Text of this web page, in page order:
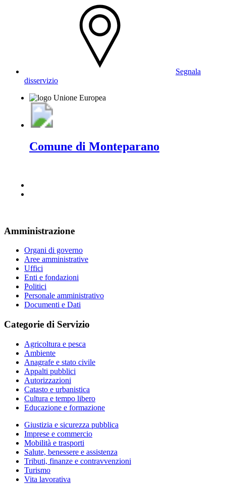
Segnala
disservizio
Comune di Monteparano
Amministrazione
Organi di governo
Aree amministrative
Uffici
Enti e fondazioni
Politici
Personale amministrativo
Documenti e Dati
Categorie di Servizio
Agricoltura e pesca
Ambiente
Anagrafe e stato civile
Appalti pubblici
Autorizzazioni
Catasto e urbanistica
Cultura e tempo libero
Educazione e formazione
Giustizia e sicurezza pubblica
Imprese e commercio
Mobilità e trasporti
Salute, benessere e assistenza
Tributi, finanze e contravvenzioni
Turismo
Vita lavorativa